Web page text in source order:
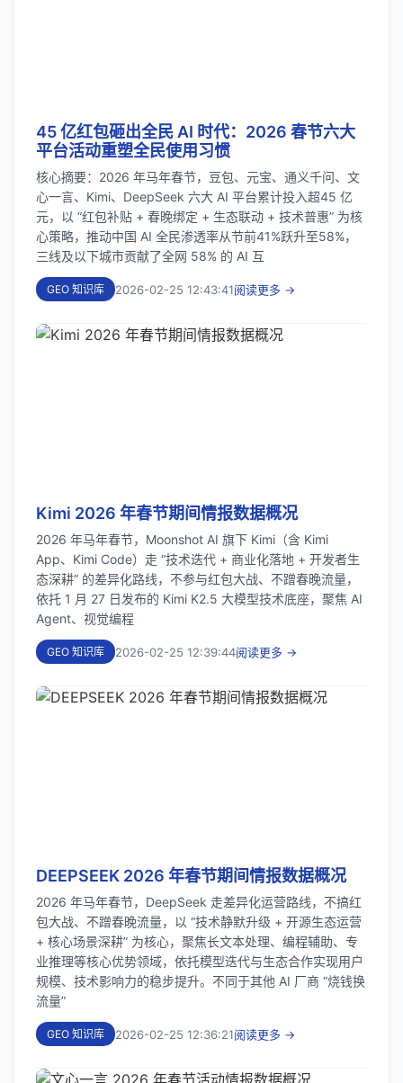
45 亿红包砸出全民 AI 时代：2026 春节六大
平台活动重塑全民使用习惯
核心摘要：2026 年马年春节，豆包、元宝、通义千问、文
心一言、Kimi、DeepSeek 六大 AI 平台累计投入超45 亿
元，以 “红包补贴 + 春晚绑定 + 生态联动 + 技术普惠” 为核
心策略，推动中国 AI 全民渗透率从节前41%跃升至58%，
三线及以下城市贡献了全网 58% 的 AI 互
GEO 知识库 2026-02-25 12:43:41阅读更多 →
Kimi 2026 年春节期间情报数据概况
2026 年马年春节，Moonshot AI 旗下 Kimi（含 Kimi
App、Kimi Code）走 “技术迭代 + 商业化落地 + 开发者生
态深耕” 的差异化路线，不参与红包大战、不蹭春晚流量，
依托 1 月 27 日发布的 Kimi K2.5 大模型技术底座，聚焦 AI
Agent、视觉编程
GEO 知识库 2026-02-25 12:39:44阅读更多 →
DEEPSEEK 2026 年春节期间情报数据概况
2026 年马年春节，DeepSeek 走差异化运营路线，不搞红
包大战、不蹭春晚流量，以 “技术静默升级 + 开源生态运营
+ 核心场景深耕” 为核心，聚焦长文本处理、编程辅助、专
业推理等核心优势领域，依托模型迭代与生态合作实现用户
规模、技术影响力的稳步提升。不同于其他 AI 厂商 “烧钱换
流量”
GEO 知识库 2026-02-25 12:36:21阅读更多 →